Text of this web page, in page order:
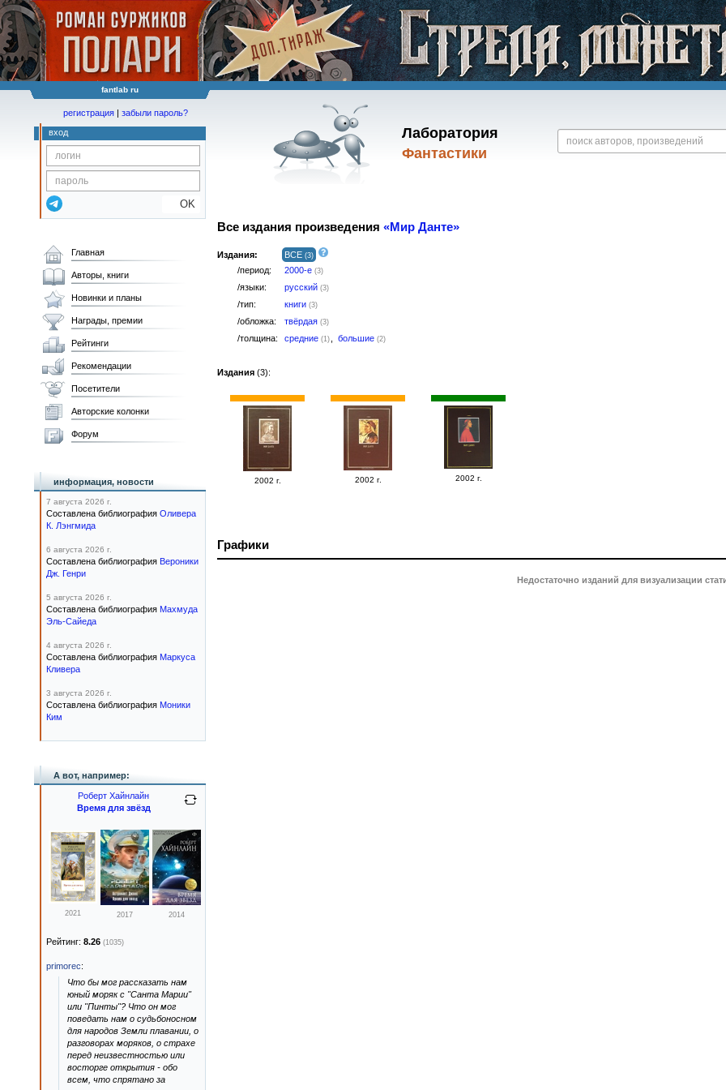
fantlab ru
Лаборатория
Фантастики
регистрация | забыли пароль?
вход
OK
Все издания произведения «Мир Данте»
Издания: ВСЕ (3)
/период: 2000-е (3)
/языки: русский (3)
/тип: книги (3)
/обложка: твёрдая (3)
/толщина: средние (1) большие (2)
Издания (3):
2002 г. 2002 г. 2002 г.
Графики
Недостаточно изданий для визуализации
Главная
Авторы, книги
Новинки и планы
Награды, премии
Рейтинги
Рекомендации
Посетители
Авторские колонки
Форум
информация, новости
7 августа 2026 г.
Составлена библиография Оливера
К. Лэнгмида
6 августа 2026 г.
Составлена библиография Вероники
Дж. Генри
5 августа 2026 г.
Составлена библиография Махмуда
Эль-Сайеда
4 августа 2026 г.
Составлена библиография Маркуса
Кливера
3 августа 2026 г.
Составлена библиография Моники
Ким
А вот, например:
Роберт Хайнлайн
Время для звёзд
2021 2017 2014
Рейтинг: 8.26 (1035)
primorec:
Что бы мог рассказать нам
юный моряк с "Санта Марии"
или "Пинты"? Что он мог
поведать нам о судьбоносном
для народов Земли плавании, о
разговорах моряков, о страхе
перед неизвестностью или
восторге открытия - обо
всем, что спрятано за